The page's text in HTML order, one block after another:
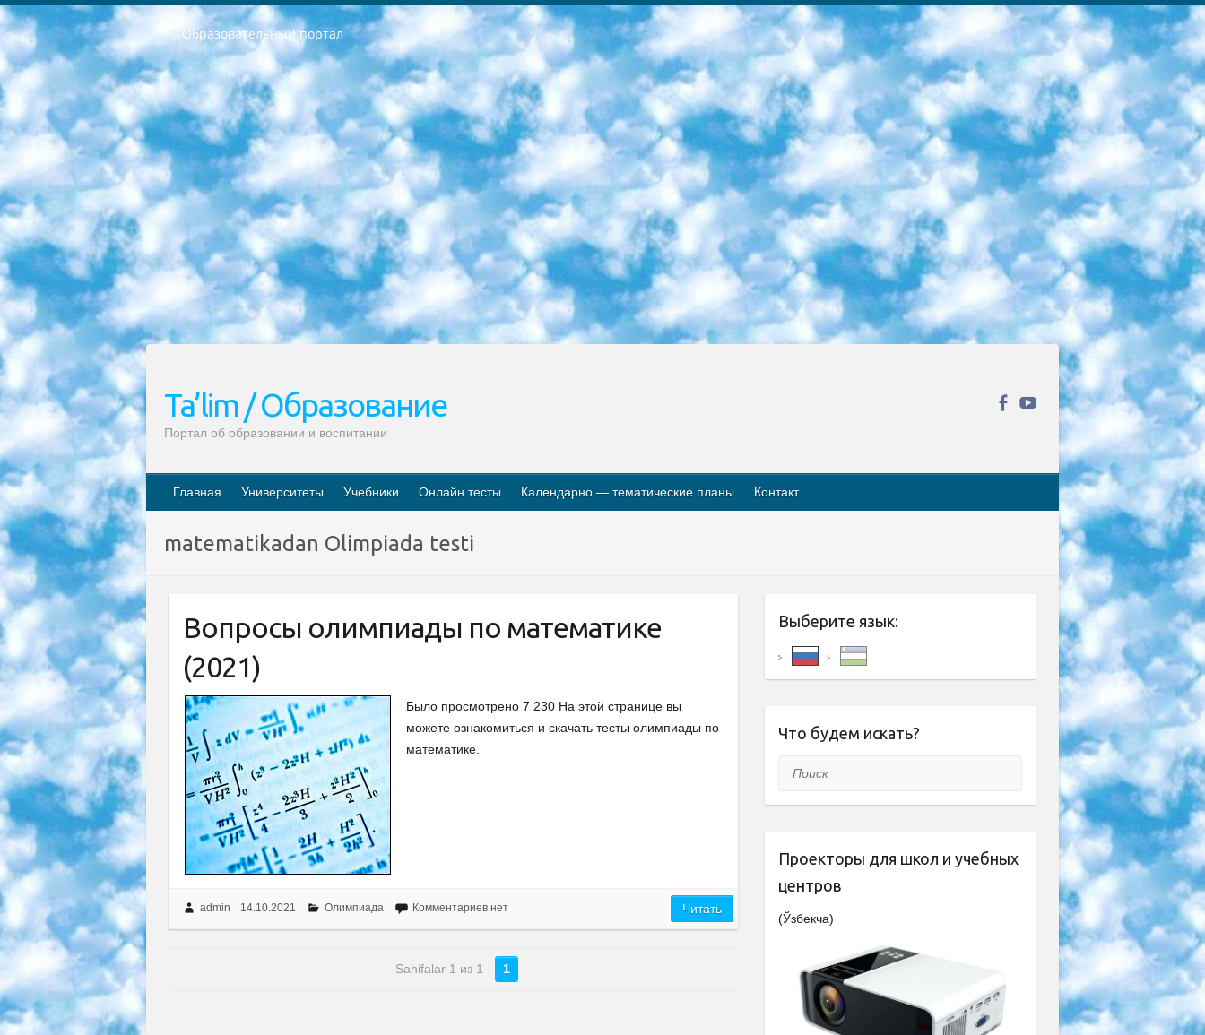
Образовательный портал
РЕСПУБЛИКА УЗБЕКИСТАН МИНИСТРЕРСТВО ДОШКОЛЬНОГО И ШКОЛЬНОГО ОБРАЗОВАНИЯ КОМАНДА в общеобразовательных учреждениях в 2023-2024 учебном году организация и проведение итоговой государственной аттестации обучающихся о Министра дошкольного и школьного образования Республики Узбекистан от 4 марта 2008 года (постановлением Минюста от 20 марта 2008 года № 1778 государственной регистрации) «Итоговое состояние учащихся общего среднего образования на основании положения об утверждении положения об аттестации общего среднего образования выпускной экзамен студентов в образовательных учреждениях в 2023-2024 учебном году В целях организации и прохождения аттестации приказываю: 1. Следующее: перечень предметов, по которым будет проводиться итоговая государственная аттестация и экзамен формы перевода согласно приложению 1; сертификаты международного образца, оценивающие уровень владения иностранными языками перечень согласно приложению 2; 2. Педагогический при специализированных образовательных учреждениях. научно-практический центр квалификации и международной оценки (Д.Давидова) 2024 г. До 25 марта: задания по предметам, по которым будет проводиться итоговая аттестация разработка и утверждение технических условий; итоговая аттестация на основании разработанного предметного задания разработка вопросов по предметам (устно и письменно), экзамен передача; общеобразовательные средние школы и специальные учебные заведения учащиеся выпускных классов школ и интернатов в агентской системе подготовка базы данных экзаменационных материалов и критериев оценки; перевод базы экзаменационных материалов на все языки обучения подать в Республиканский образовательный центр для изготовления; варианты экзаменов на основе разработанных контрольных материалов пусть будут поставлены задачи формирования. 3. Республиканский образовательный центр (Ш.Худайкулов) до 5 апреля 2024 года. до: база данных предоставленных экзаменационных материалов на все языки обучения перевод и экспертиза; для слепых, слабовидящих, глухих, слабослышащих и умственно отсталых детей учащиеся выпускных классов специализированных школ и школ-интернатов база данных экзаменационных материалов на всех преподаваемых языках подготовка критериев оценки; специализированные школы для умственно отсталых детей и технологии для учащихся выпускных классов школ-интернатов разработка соответствующих рекомендаций и критериев проведения ЕГЭ по естествознанию давать задания. 4. Педагогический при специализированных образовательных учреждениях. Научно-практический центр навыков и международной оценки (Д.Давидова), Республика образовательный центр (Худайкулов Ш.) итоговый государственный аттестационный экзамен ориентирован на творческое и логическое мышление при подготовке базы материалов учитывать введение заданий. 5. Следует отметить, что: сертификат государственного образца о знании общеобразовательного предмета и как минимум национальный уровень B1 по предметам на иностранных языках, указанным в Приложении 2. или международно признанный сертификат эквивалентного уровня студенты, изучающие определенный предмет, освобождаются от экзамена; по соответствующим предметам запланирована итоговая государственная аттестация за день до дня, путем жеребьевки Рабочей группой (в письменной форме по предметам, проводимым в форме) из числа сформированных вариантов выбрано 2 варианта; 2 выбранных варианта экзамена анонсированы на официальном сайте министерства и все выпускники по всей стране на основе этих вариантов проводит итоговую государственную аттестацию. 6. Государственное образование учащихся средних общеобразовательных учреждений. знания в соответствии с квалификационными требованиями, которые необходимо приобрести на основании стандартов итоговый (выпускной) контроль для 9 и 11 классов в целях тестирования Экзамены (далее – экзамены) состоят из предметов, перечисленных в приложении 1. будет сделано. 7. Экзамены пройдут с 26 мая по 15 июня 2024 г. (кроме науки физического воспитания). 8. Физическая для учащихся 9 классов общесредних образовательных учреждений. Экзамены по предмету «Образование, квалификация медицина» 1-6 мая 2024 года. сотрудники перевести под присмотр (с отклонениями в физическом или умственном развитии) специализированная школа для детей, школы-интернаты и со сколиозом школы-интернаты санаторного типа для больных детей исключены). 9. Он был слепым, слабовидящим и имел нарушения опорно-двигательного аппарата. экзамены в специализированных школах и интернатах для детей должны проводиться исходя из требований, предъявляемых к общеобразовательным учреждениям (физкультура кроме науки). 10. Специализированная школа для глухих и слабослышащих детей. и экзамены в интернатах и быть реализован в виде письменного теста по математике. 11. Специальность для умственно отсталых детей. Для 9 класса Родной язык и литературное письмо Государственный язык (язык обучения – узбекский). для неклассов) написано Математическое письмо Письменная/устная история Узбекистана Физическое воспитание практично Итоговый контроль Для 11 класса Написание родного языка и литературы (эссе) Математическое письмо Узбекский язык (обучение на узбекском языке) не посещающее общее среднее образование для учреждений)/Образовательное учреждение выбор письменный и устный Иностранный язык письменный/устный Письменная/устная история Узбекистана *По выбору студента:  Химия  Физика  Основы государственного права  География 10 бесплатных образовательных ресурсов - Мы составили подборку онлайн-проектов с интерактивными упражнениями, видеолекциями и статьями. Они помогут вам обрести новые и освежить старые знания бесплатно. 1. «ИНТУИТ» Старейшая образовательная площадка Рунета. Здесь вы найдёте сотни текстовых и видеокурсов на десятки различных тем — от программирования до психологии. Многие курсы подготовлены российскими университетами и крупными международными компаниями вроде Intel и Microsoft. Самостоятельное обучение бесплатное, но желающие могут оплатить услуги персональных наставников. 2. «Смартия» знакомит с актуальными профессиями и подсказывает, как им обучаться. Выбрав заинтересовавшую вас специальность — SMM-специалист, фотограф, веб-дизайнер или другую, — увидите список необходимых для неё умений. Чтобы вы могли освоить их самостоятельно, для каждого умения площадка отображает подборку ссылок на учебные материалы. Хотя «Смартия» ориентируется на русскоязычную аудиторию, часть контента всё же доступна только на английском. 3. «Лекторий Физтеха» Проект Московского физико-технического института (Физтеха). С его помощью вы можете смотреть онлайн серии лекций, записанные на видео в этом вузе. В числе доступных предметов — физика, биология, химия, информационные технологии и другие. К некоторым лекциям администрация ресурса прилагает готовые конспекты, которые можно скачивать в PDF-формате. 4. ITMOcourses Онлайн-площадка Санкт-Петербургского национального исследовательского университета информационных технологий, механики и оптики (ИТМО). Ресурс предоставляет свободный доступ к курсам, разработанным в этом вузе. Каталог материалов разбит на четыре категории: «Оптические системы и технологии», «Приборостроение и робототехника», «Информационные технологии» и «Биотехнологии». Курсы состоят из видеолекций, интерактивных демонстраций и заданий. 5. «КиберЛенинка» Электронная научная библиотека открытого доступа. Каталог площадки регулярно обрастает текстами статей из различных научных изданий. Сгруппированные по журналам и рубрикам публикации можно читать онлайн или скачивать целиком в PDF-формате. Проект нацелен на популяризацию науки за счёт открытого доступа к качественной информации. 6. «ПостНаука» На этом ресурсе публикуют подборки видеолекций, составленные экспертами из разных отраслей и объединённые общими темами. Среди них, к примеру, есть серии «Биоинформатика и геномика», «Культура средневековой Скандинавии» и Cinema Studies о теории кино. Каждая подборка лекций — логически связанная история, рассказанная экспертом от первого лица. Кроме того, на сайте появляются научно-образовательные статьи и тесты на разные темы. 7. «Newочём» Команда проекта «Newочём» отбирает самые интересные тексты из англоязычных СМИ и переводит те из них, за которые голосуют участники сообщества «ВКонтакте». По большей части это научно-популярные статьи. Редакторы придумывают лишь заголовки, в остальном содержание переводов соответствует оригиналам. Полные тексты можно читать прямо в социальной сети. 8. InternetUrok Онлайн-база материалов по основным дисциплинам школьной программы. Информация на сайте структурирована по классам, предметам и темам (урокам). Каждый урок состоит из видеолекций и конспектов. Есть также интерактивные тренажёры и тесты для закрепления пройденного материала. Даже если вы давно окончили школу, возможность повторить программу старших классов всегда может пригодиться. 9. Edutainme Ещё один ресурс об образовании. В отличие от Newtonew, как мне кажется, Edutainme больше ориентируется на представителей индустрии: педагогов, предпринимателей, разработчиков образовательных проектов. Но и любой, кто просто стремится к саморазвитию, найдёт на сайте много полезного и интересного для себя. Например, информацию о новых курсах и образовательных сервисах. 10. Newtonew Онлайн-медиа об образовании и обучении в широком смысле. Авторы Newtonew пишут об инструментах, заведениях, тактиках и стратегиях, которые помогают учить других и получать новые знания самостоятельно. На этой площадке вы найдёте новости, обзоры, аналитические мат
Ta’lim / Образование
Портал об образовании и воспитании
Главная Университеты Учебники Онлайн тесты Календарно — тематические планы Контакт
matematikadan Olimpiada testi
Вопросы олимпиады по математике
(2021)
Было просмотрено 7 230 На этой странице вы
можете ознакомиться и скачать тесты олимпиады по
математике.
admin 14.10.2021 Олимпиада Комментариев нет Читать
Sahifalar 1 из 1 1
Выберите язык:
Что будем искать?
Поиск
Проекторы для школ и учебных
центров
(Ўзбекча)